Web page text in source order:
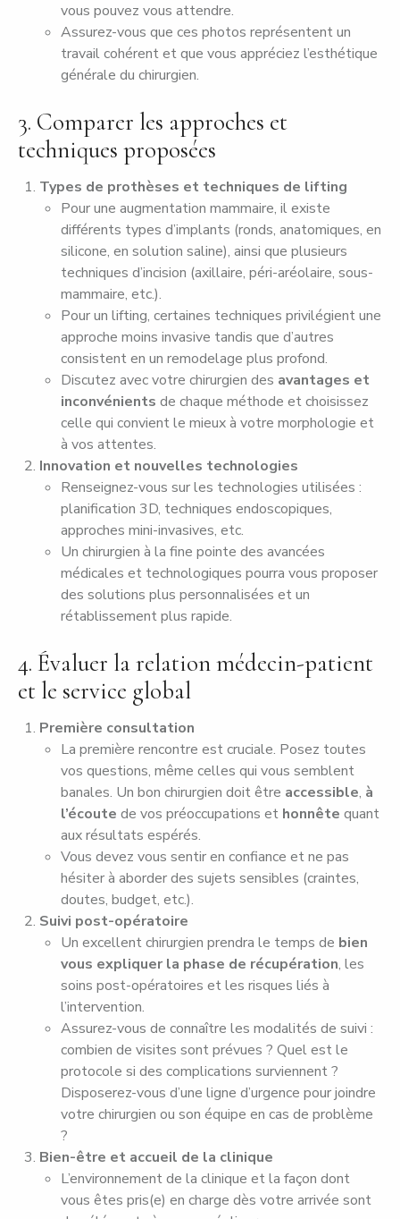
vous pouvez vous attendre.
Assurez-vous que ces photos représentent un
travail cohérent et que vous appréciez l’esthétique
générale du chirurgien.
3. Comparer les approches et
techniques proposées
Types de prothèses et techniques de lifting
Pour une augmentation mammaire, il existe
différents types d’implants (ronds, anatomiques, en
silicone, en solution saline), ainsi que plusieurs
techniques d’incision (axillaire, péri-aréolaire, sous-
mammaire, etc.).
Pour un lifting, certaines techniques privilégient une
approche moins invasive tandis que d’autres
consistent en un remodelage plus profond.
Discutez avec votre chirurgien des avantages et
inconvénients de chaque méthode et choisissez
celle qui convient le mieux à votre morphologie et
à vos attentes.
Innovation et nouvelles technologies
Renseignez-vous sur les technologies utilisées :
planification 3D, techniques endoscopiques,
approches mini-invasives, etc.
Un chirurgien à la fine pointe des avancées
médicales et technologiques pourra vous proposer
des solutions plus personnalisées et un
rétablissement plus rapide.
4. Évaluer la relation médecin-patient
et le service global
Première consultation
La première rencontre est cruciale. Posez toutes
vos questions, même celles qui vous semblent
banales. Un bon chirurgien doit être accessible, à
l’écoute de vos préoccupations et honnête quant
aux résultats espérés.
Vous devez vous sentir en confiance et ne pas
hésiter à aborder des sujets sensibles (craintes,
doutes, budget, etc.).
Suivi post-opératoire
Un excellent chirurgien prendra le temps de bien
vous expliquer la phase de récupération, les
soins post-opératoires et les risques liés à
l’intervention.
Assurez-vous de connaître les modalités de suivi :
combien de visites sont prévues ? Quel est le
protocole si des complications surviennent ?
Disposerez-vous d’une ligne d’urgence pour joindre
votre chirurgien ou son équipe en cas de problème
?
Bien-être et accueil de la clinique
L’environnement de la clinique et la façon dont
vous êtes pris(e) en charge dès votre arrivée sont